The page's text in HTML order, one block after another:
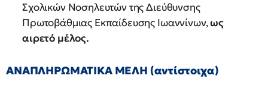
Σχολικών Νοσηλευτών της Διεύθυνσης
Πρωτοβάθμιας Εκπαίδευσης Ιωαννίνων,ως
αιρετό μέλος.
ΑΝΑΠΛΗΡΩΜΑΤΙΚΑ ΜΕΛΗ (αντίστοιχα)